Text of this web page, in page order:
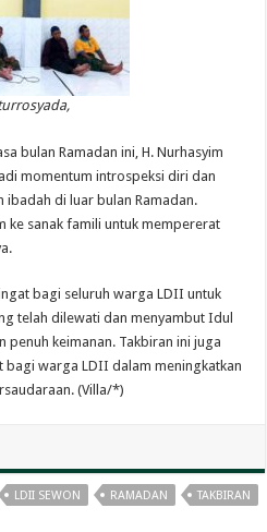
bulan Ramadan ini, H. Nurhasyim
momentum introspeksi diri dan
di luar bulan Ramadan.
ke sanak famili untuk mempererat
bagi seluruh warga LDII untuk
telah dilewati dan menyambut Idul
penuh keimanan. Takbiran ini juga
bagi warga LDII dalam meningkatkan
(Villa/*)
LDII SEWON RAMADAN TAKBIRAN